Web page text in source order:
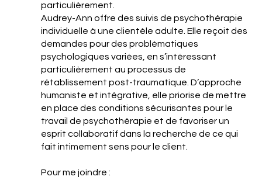
particulièrement.
Audrey-Ann offre des suivis de psychothérapie
individuelle à une clientèle adulte. Elle reçoit des
demandes pour des problématiques
psychologiques variées, en s’intéressant
particulièrement au processus de
rétablissement post-traumatique. D’approche
humaniste et intégrative, elle priorise de mettre
en place des conditions sécurisantes pour le
travail de psychothérapie et de favoriser un
esprit collaboratif dans la recherche de ce qui
fait intimement sens pour le client.
Pour me joindre :